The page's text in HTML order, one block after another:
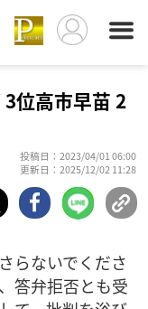
位高市早苗 2
投稿日：2023/04/01 06:00
更新日：2025/12/02 11:28
らないでくださ
答弁拒否とも受